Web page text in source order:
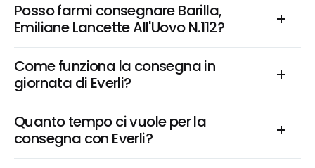
Posso farmi consegnare Barilla,
Emiliane Lancette All'Uovo N.112?
Come funziona la consegna in
giornata di Everli?
Quanto tempo ci vuole per la
consegna con Everli?